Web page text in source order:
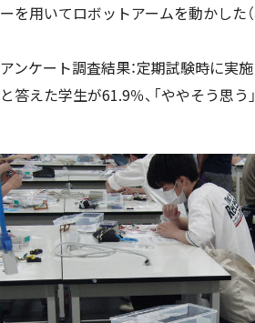
ーを用いてロボットアームを動かした（
アンケート調査結果：定期試験時に実
と答えた学生が61.9％、「ややそう思う